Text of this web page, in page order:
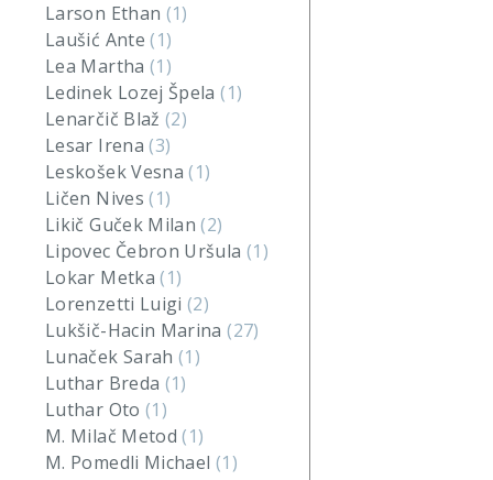
Larson Ethan (1)
Laušić Ante(1)
Lea Martha (1)
Ledinek Lozej Špela(1)
Lenarčič Blaž(2)
Lesar Irena(3)
Leskošek Vesna(1)
Ličen Nives(1)
Likič Guček Milan(2)
Lipovec Čebron Uršula (1)
Lokar Metka(1)
Lorenzetti Luigi(2)
Lukšič-Hacin Marina(27)
Lunaček Sarah(1)
Luthar Breda (1)
Luthar Oto (1)
M. Milač Metod(1)
M. Pomedli Michael (1)